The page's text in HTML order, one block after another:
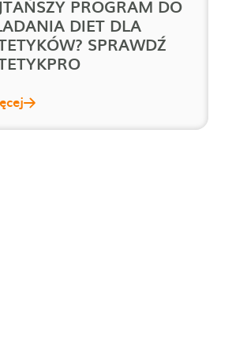
PROGRAM DO
DIET DLA
SPRAWDŹ